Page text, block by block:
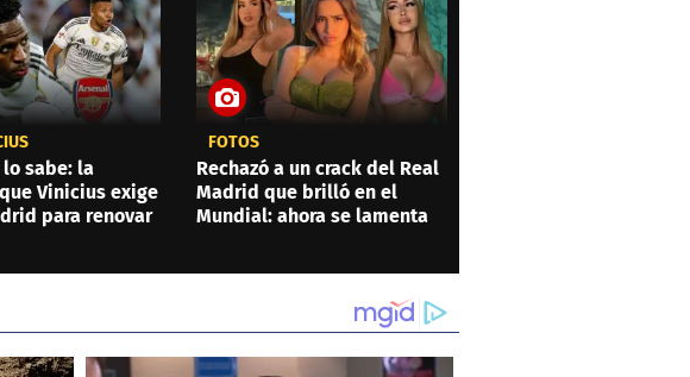
sabe: la
Vinicius exige
para renovar
FOTOS
Rechazó a un crack del Real
Madrid que brilló en el
Mundial: ahora se lamenta